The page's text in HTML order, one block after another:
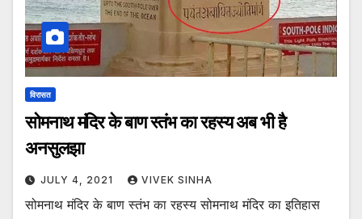
विरासत
सोमनाथ मंदिर के बाण स्तंभ का रहस्य अब भी है
अनसुलझा
JULY 4, 2021 VIVEK SINHA
सोमनाथ मंदिर के बाण स्तंभ का रहस्य सोमनाथ मंदिर का इतिहास